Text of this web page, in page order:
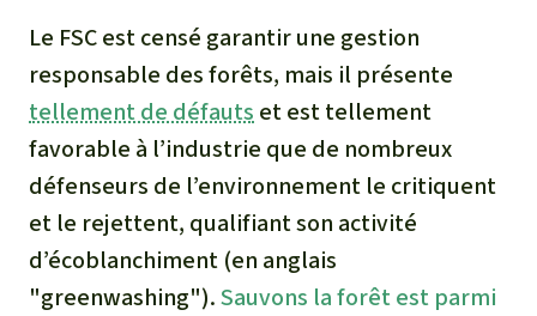
Le FSC est censé garantir une gestion
responsable des forêts, mais il présente
tellement de défauts et est tellement
favorable à l’industrie que de nombreux
défenseurs de l’environnement le critiquent
et le rejettent, qualifiant son activité
d’écoblanchiment (en anglais
"greenwashing").Sauvons la forêt est parmi